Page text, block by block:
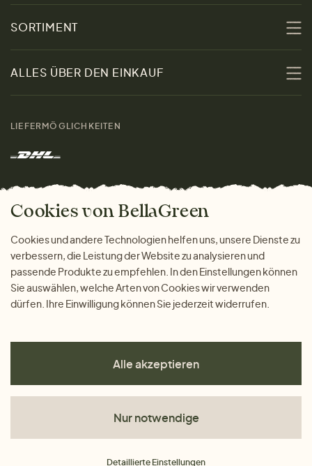
Nachhaltigkeit
Kontakt
Marken
Das freundliche Magazin
SORTIMENT
Damen
Herren
Geschenke
ALLES ÜBER DEN EINKAUF
Warum bei uns einkaufen
LIEFERMÖGLICHKEITEN
ZAHLUNGSMÖGLICHKEITEN
Cookies von BellaGreen
Cookies und andere Technologien helfen uns, unsere Dienste zu
verbessern, die Leistung der Website zu analysieren und
passende Produkte zu empfehlen. In den Einstellungen können
Sie auswählen, welche Arten von Cookies wir verwenden
dürfen. Ihre Einwilligung können Sie jederzeit widerrufen.
Alle akzeptieren
Nur notwendige
Detaillierte Einstellungen